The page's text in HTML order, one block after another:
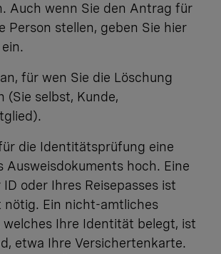
Auch wenn Sie den Antrag für
Person stellen, geben Sie hier
für wen Sie die Löschung
(Sie selbst, Kunde,
die Identitätsprüfung eine
Ausweisdokuments hoch. Eine
oder Ihres Reisepasses ist
nötig. Ein nicht-amtliches
welches Ihre Identität belegt, ist
etwa Ihre Versichertenkarte.